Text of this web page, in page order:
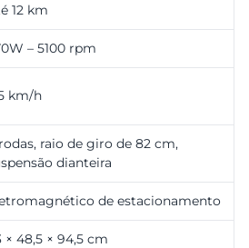
12 km
– 5100 rpm
km/h
raio de giro de 82 cm,
dianteira
de estacionamento
× 48,5 × 94,5 cm